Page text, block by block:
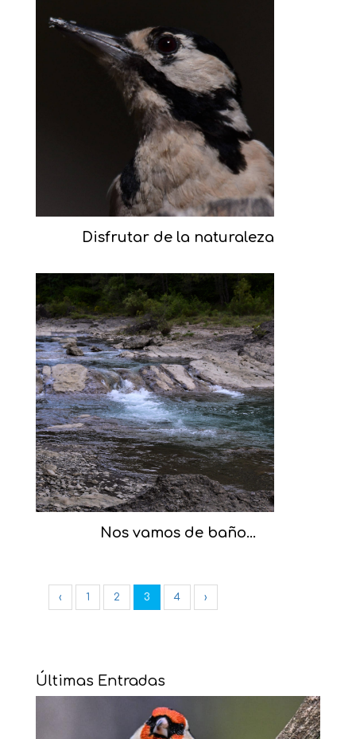
Disfrutar de la naturaleza
Nos vamos de baño…
‹ 1 2 3 4 ›
Últimas Entradas